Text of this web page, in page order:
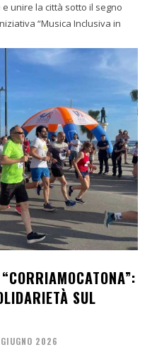
unire la città sotto il segno
“Musica Inclusiva in
SUL
2026